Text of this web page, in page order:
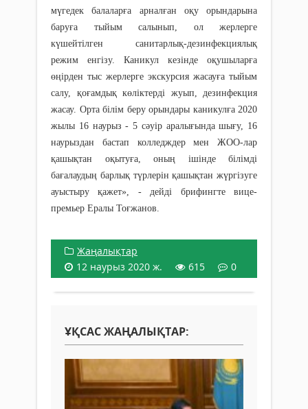
мүгедек балаларға арналған оқу орындарына
баруға тыйым салынып, ол жерлерге
күшейтілген санитарлық-дезинфекциялық
режим енгізу. Каникул кезінде оқушыларға
өңірден тыс жерлерге экскурсия жасауға тыйым
салу, қоғамдық көліктерді жуып, дезинфекция
жасау. Орта білім беру орындары каникулға 2020
жылы 16 наурыз - 5 сәуір аралығында шығу, 16
наурыздан бастап колледждер мен ЖОО-лар
қашықтан оқытуға, оның ішінде білімді
бағалаудың барлық түрлерін қашықтан жүргізуге
ауыстыру қажет», - дейді брифингте вице-
премьер Ералы Тоғжанов.
Жаңалықтар
12 наурыз 2020 ж.
615 0
ҰҚСАС ЖАҢАЛЫҚТАР: